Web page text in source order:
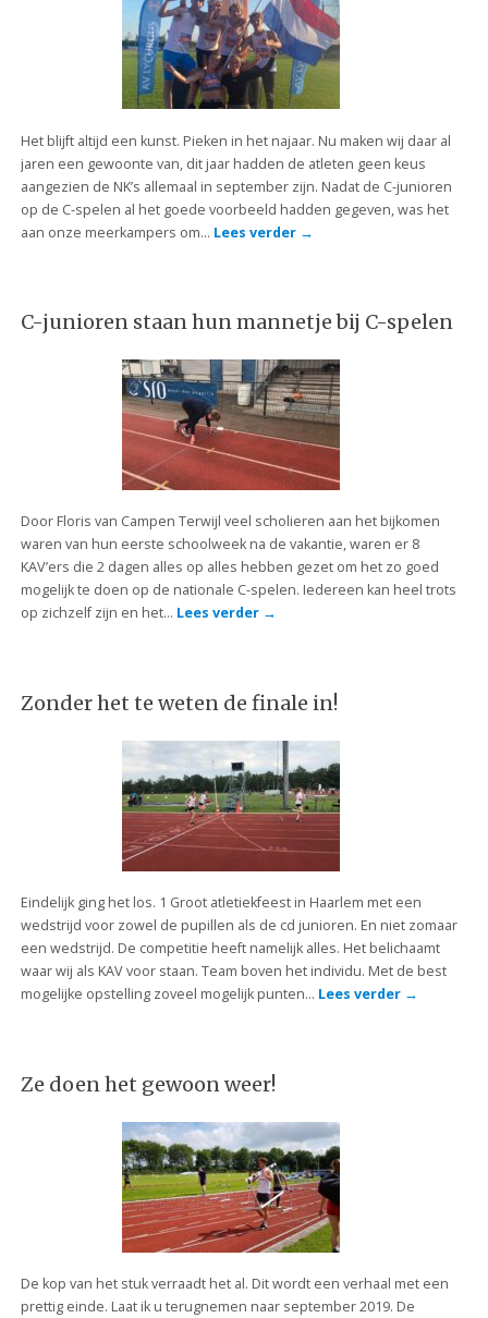
Het blijft altijd een kunst. Pieken in het najaar. Nu maken wij daar al
jaren een gewoonte van, dit jaar hadden de atleten geen keus
aangezien de NK’s allemaal in september zijn. Nadat de C-junioren
op de C-spelen al het goede voorbeeld hadden gegeven, was het
aan onze meerkampers om… Lees verder →
C-junioren staan hun mannetje bij C-spelen
Door Floris van Campen Terwijl veel scholieren aan het bijkomen
waren van hun eerste schoolweek na de vakantie, waren er 8
KAV’ers die 2 dagen alles op alles hebben gezet om het zo goed
mogelijk te doen op de nationale C-spelen. Iedereen kan heel trots
op zichzelf zijn en het… Lees verder →
Zonder het te weten de finale in!
Eindelijk ging het los. 1 Groot atletiekfeest in Haarlem met een
wedstrijd voor zowel de pupillen als de cd junioren. En niet zomaar
een wedstrijd. De competitie heeft namelijk alles. Het belichaamt
waar wij als KAV voor staan. Team boven het individu. Met de best
mogelijke opstelling zoveel mogelijk punten… Lees verder →
Ze doen het gewoon weer!
De kop van het stuk verraadt het al. Dit wordt een verhaal met een
prettig einde. Laat ik u terugnemen naar september 2019. De